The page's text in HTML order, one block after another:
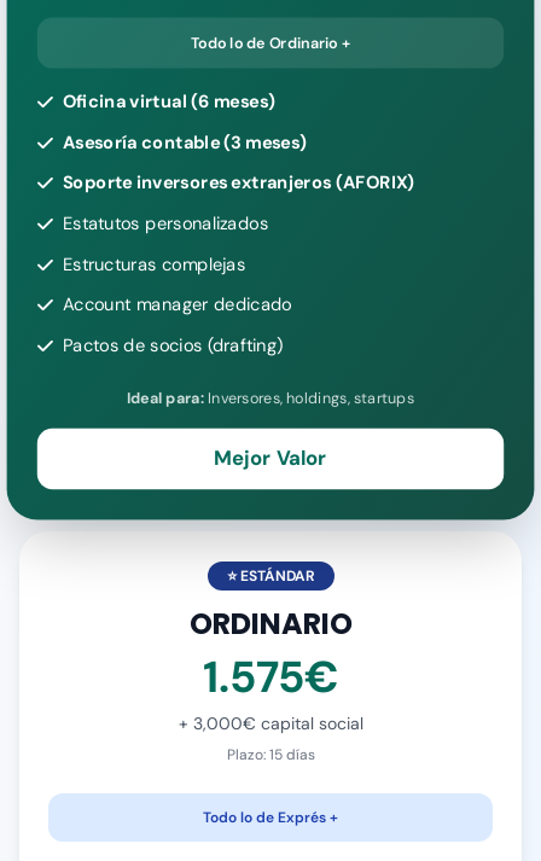
Todo lo de Ordinario +
Oficina virtual (6 meses)
Asesoría contable (3 meses)
Soporte inversores extranjeros (AFORIX)
Estatutos personalizados
Estructuras complejas
Account manager dedicado
Pactos de socios (drafting)
Ideal para:Inversores, holdings, startups
Mejor Valor
⭐ ESTÁNDAR
ORDINARIO
1.575€
+ 3,000€ capital social
Plazo: 15 días
Todo lo de Exprés +